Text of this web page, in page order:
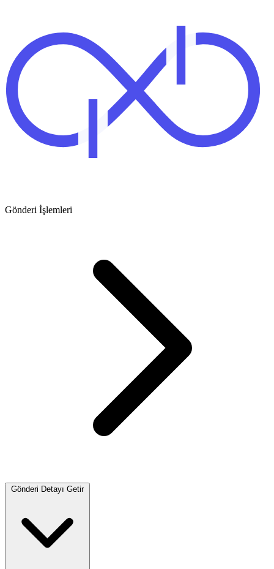
Gönderi İşlemleri
Gönderi Detayı Getir